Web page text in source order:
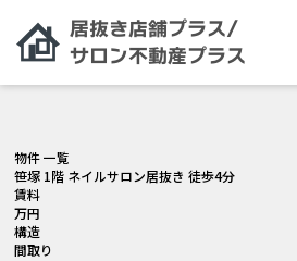
物件 一覧
笹塚 1階 ネイルサロン居抜き 徒歩4分
賃料
万円
構造
間取り